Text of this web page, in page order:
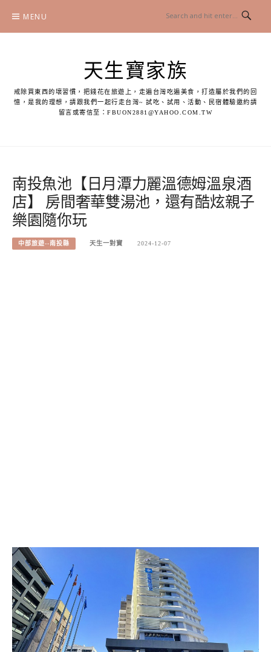
content
MENU
天生寶家族
戒除買東西的壞習慣，把錢花在旅遊上，走遍台灣吃遍美食，打造屬於我們的回
憶，是我的理想，請跟我們一起行走台灣~ 試吃、試用、活動、民宿體驗邀約請
留言或寄信至：FBUON2881@YAHOO.COM.TW
南投魚池【日月潭力麗溫德姆溫泉酒
店】 房間奢華雙湯池，還有酷炫親子
樂園隨你玩
中部旅遊--南投縣 天生一對寶 2024-12-07